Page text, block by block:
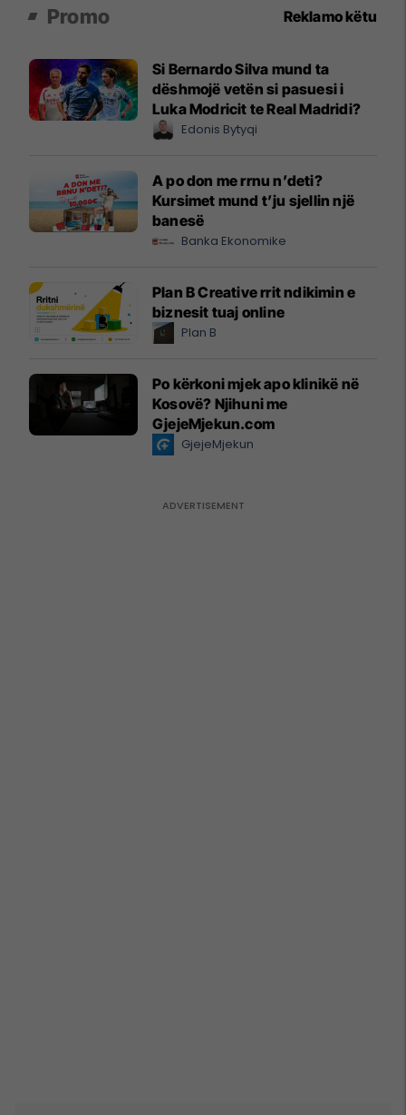
Promo Reklamo këtu
Si Bernardo Silva mund ta
dëshmojë vetën si pasuesi i
Luka Modricit te Real Madridi?
Edonis Bytyqi
A po don me rrnu n’deti?
Kursimet mund t’ju sjellin një
banesë
Banka Ekonomike
Plan B Creative rrit ndikimin e
biznesit tuaj online
Plan B
Po kërkoni mjek apo klinikë në
Kosovë? Njihuni me
GjejeMjekun.com
GjejeMjekun